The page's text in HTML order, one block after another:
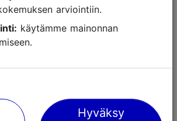
arviointiin.
Hyväksy